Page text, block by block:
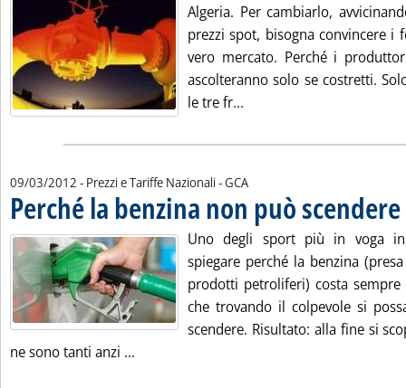
Algeria. Per cambiarlo,
prezzi spot, bisogna convincere i
vero mercato. Perché i
ascolteranno solo se costretti.
le tre fr...
09/03/2012 - Prezzi e Tariffe Nazionali -di:
GCA
Perché la benzina non può scendere
Uno degli sport più in voga
spiegare perché la benzina
prodotti petroliferi) costa sempre
che trovando il colpevole si
scendere. Risultato: alla fine si
ne sono tanti anzi ...